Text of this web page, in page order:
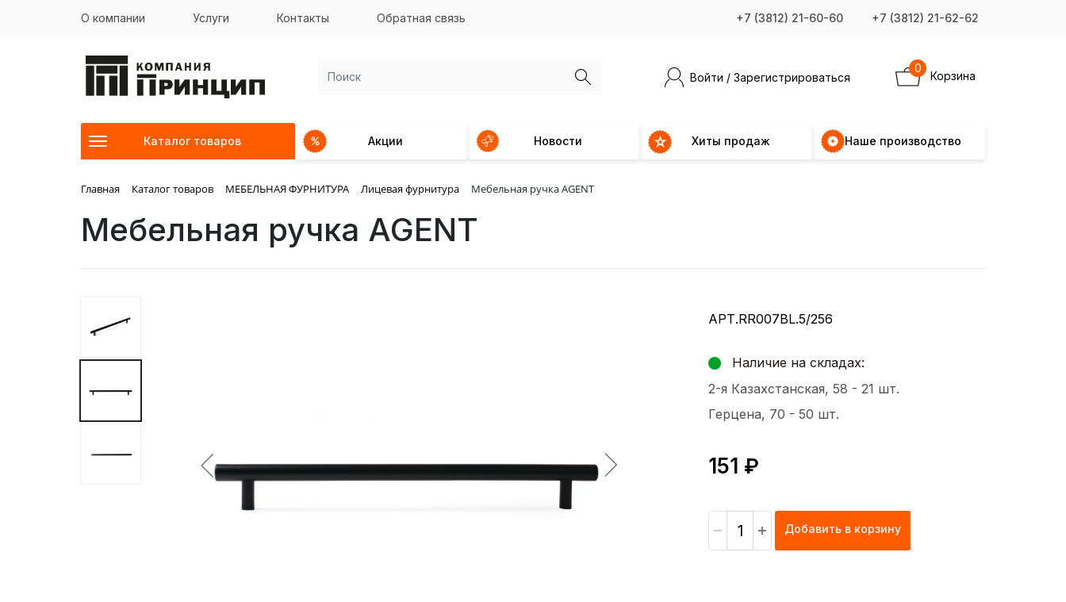
О компании Услуги Контакты Обратная связь +7 (3812) 21-60-60 +7 (3812) 21-62-62
Войти / Зарегистрироваться Корзина
0
Каталог товаров Акции Новости Хиты продаж Наше производство
Главная Каталог товаров МЕБЕЛЬНАЯ ФУРНИТУРА Лицевая фурнитура Мебельная ручка AGENT
Мебельная ручка AGENT
АРТ.RR007BL.5/256
Наличие на складах:
2-я Казахстанская, 58 - 21 шт.
Герцена, 70 - 50 шт.
151 ₽
Добавить в корзину